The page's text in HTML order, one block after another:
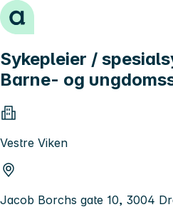
Hopp til innhold
Sykepleier /
Barne- og
Vestre Viken
Jacob Borchs gate 10, 3004